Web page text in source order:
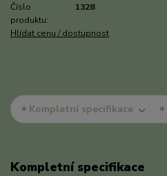
Číslo
produktu:
1328
Hlídat cenu / dostupnost
Kompletní specifikace
Kompletní specifikace